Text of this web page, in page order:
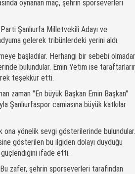
oynanan maç, şehrin sporseverleri
Şanlıurfa Milletvekili Adayı ve
gelerek tribünlerdeki yerini aldı.
başladılar. Herhangi bir sebebi
bulundular. Emin Yetim ise
teşekkür etti.
zaman "En büyük Başkan Emin Başkan"
Şanlıurfaspor camiasına büyük katkılar
yönelik sevgi gösterilerinde bulundular.
gösterilen bu ilgiden dolayı duyduğu
ifade etti.
zafer, şehrin sporseverleri tarafından